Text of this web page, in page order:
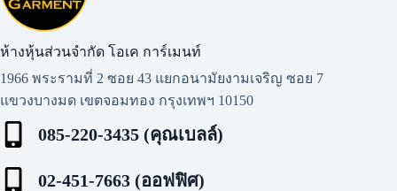
ห้างหุ้นส่วนจำกัด โอเค การ์เมนท์​
1966 พระรามที่ 2 ซอย 43 แยกอนามัยงามเจริญ ซอย 7
แขวงบางมด เขตจอมทอง กรุงเทพฯ 10150
085-220-3435 (คุณเบลล์)
02-451-7663 (ออฟฟิศ)